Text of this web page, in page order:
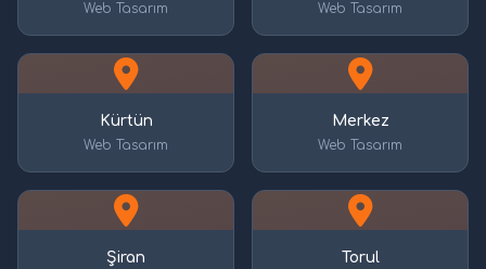
Web Tasarım Web Tasarım
Kürtün
Web Tasarım
Merkez
Web Tasarım
Şiran Torul